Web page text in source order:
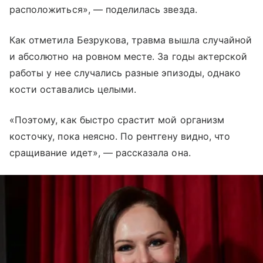
расположиться», — поделилась звезда.
Как отметила Безрукова, травма вышла случайной
и абсолютно на ровном месте. За годы актерской
работы у нее случались разные эпизоды, однако
кости оставались целыми.
«Поэтому, как быстро срастит мой организм
косточку, пока неясно. По рентгену видно, что
сращивание идет», — рассказала она.